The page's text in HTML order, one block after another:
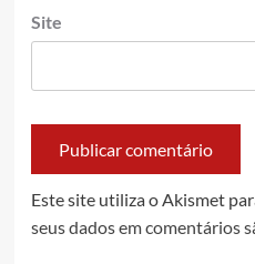
Site
Este site utiliza o Akismet
seus dados em comentários